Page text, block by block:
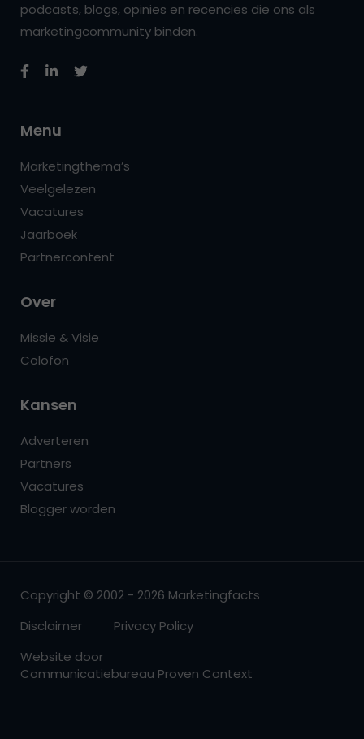
podcasts, blogs, opinies en recencies die ons als
marketingcommunity binden.
Menu
Marketingthema’s
Veelgelezen
Vacatures
Jaarboek
Partnercontent
Over
Missie & Visie
Colofon
Kansen
Adverteren
Partners
Vacatures
Blogger worden
Copyright © 2002 - 2026 Marketingfacts
Disclaimer
Privacy Policy
Website door
Communicatiebureau Proven Context